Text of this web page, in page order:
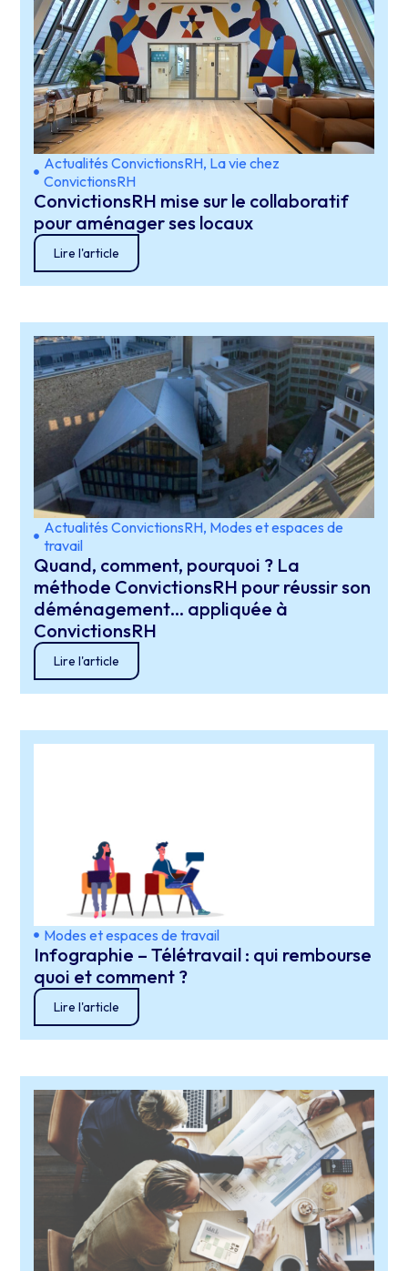
Actualités ConvictionsRH, La vie chez
ConvictionsRH
ConvictionsRH mise sur le collaboratif
pour aménager ses locaux
Lire l'article
Actualités ConvictionsRH, Modes et espaces de
travail
Quand, comment, pourquoi ? La
méthode ConvictionsRH pour réussir son
déménagement… appliquée à
ConvictionsRH
Lire l'article
Modes et espaces de travail
Infographie – Télétravail : qui rembourse
quoi et comment ?
Lire l'article